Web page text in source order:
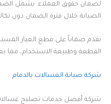
لضمان حقوق العملاء. يشمل
الصيانة خلال فترة الضمان دون
القطعة وطبيعة الاستخدام، مما
شركة صيانة الغسالات بالدمام
شركة أفضل خدمات تصليح غسالات